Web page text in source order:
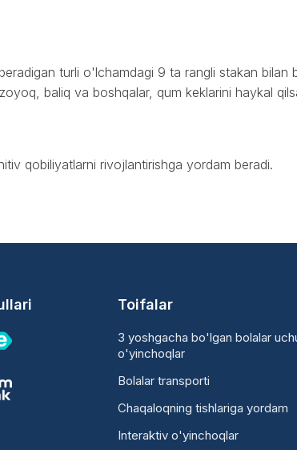
turli o'lchamdagi 9 ta rangli stakan bilan
baliq va boshqalar, qum keklarini haykal
qobiliyatlarni rivojlantirishga yordam beradi.
Toifalar
3 yoshgacha bo'lgan bolalar
o'yinchoqlar
Bolalar transporti
Chaqaloqning tishlariga yordam
Interaktiv o'yinchoqlar